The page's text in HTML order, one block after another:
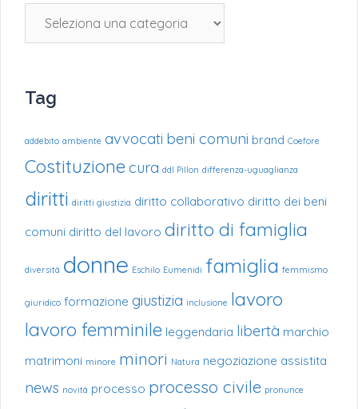
Tag
addebito ambiente avvocati beni comuni brand Coefore
Costituzione cura ddl Pillon differenza-uguaglianza
diritti diritti giustizia diritto collaborativo diritto dei beni
comuni diritto del lavoro diritto di famiglia
diversità donne Eschilo Eumenidi famiglia femmismo
giuridico formazione giustizia inclusione lavoro
lavoro femminile leggendaria libertà marchio
matrimoni minore minori Natura negoziazione assistita
news novità processo processo civile pronunce